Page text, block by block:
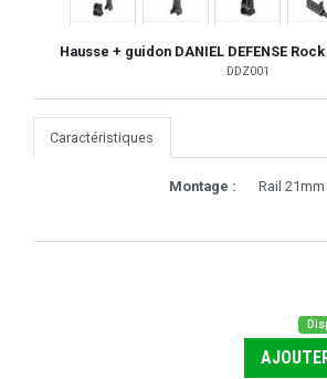
Hausse + guidon DANIEL DEFENSE
DDZ001
Caractéristiques
Montage : Rail 21mm